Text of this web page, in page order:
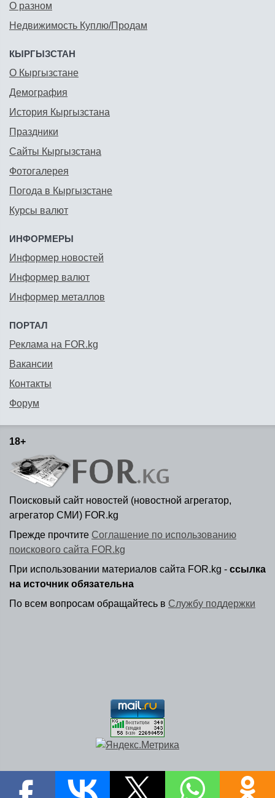
О разном
Недвижимость Куплю/Продам
КЫРГЫЗСТАН
О Кыргызстане
Демография
История Кыргызстана
Праздники
Сайты Кыргызстана
Фотогалерея
Погода в Кыргызстане
Курсы валют
ИНФОРМЕРЫ
Информер новостей
Информер валют
Информер металлов
ПОРТАЛ
Реклама на FOR.kg
Вакансии
Контакты
Форум
18+
Поисковый сайт новостей (новостной агрегатор,
агрегатор СМИ) FOR.kg
Прежде прочтите Соглашение по использованию
поискового сайта FOR.kg
При использовании материалов сайта FOR.kg - ссылка
на источник обязательна
По всем вопросам обращайтесь в Службу поддержки